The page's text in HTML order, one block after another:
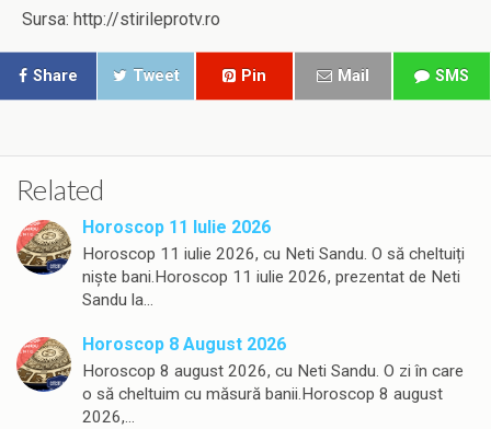
Sursa: http://stirileprotv.ro
Share Tweet Pin Mail SMS
Related
Horoscop 11 Iulie 2026
Horoscop 11 iulie 2026, cu Neti Sandu. O să cheltuiți
niște bani.Horoscop 11 iulie 2026, prezentat de Neti
Sandu la…
Horoscop 8 August 2026
Horoscop 8 august 2026, cu Neti Sandu. O zi în care
o să cheltuim cu măsură banii.Horoscop 8 august
2026,…